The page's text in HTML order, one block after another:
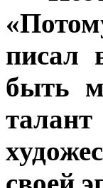
писал
быть